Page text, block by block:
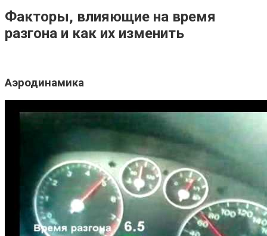
Факторы, влияющие на время
разгона и как их изменить
Аэродинамика